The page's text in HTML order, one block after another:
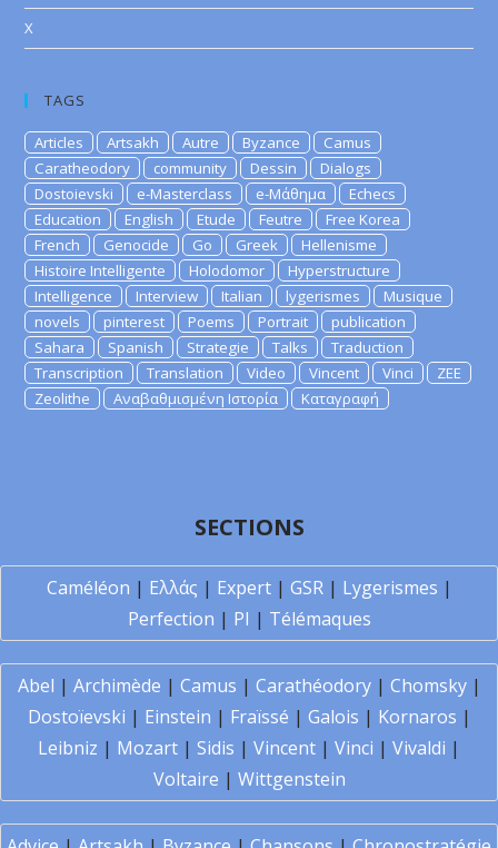
X
TAGS
Articles Artsakh Autre Byzance
Camus
Caratheodory
community Dessin
Dialogs
Dostoievski
e-Masterclass e-Μάθημα
Echecs
Education
English Etude Feutre
Free Korea
French
Genocide Go Greek
Hellenisme
Histoire Intelligente
Holodomor
Hyperstructure
Intelligence
Interview Italian lygerismes
Musique
novels
pinterest Poems Portrait
publication
Sahara
Spanish Strategie Talks
Traduction
Transcription
Translation Video Vincent Vinci
ZEE
Zeolithe
Αναβαθμισμένη Ιστορία Καταγραφή
SECTIONS
Caméléon | Ελλάς | Expert| GSR| Lygerismes |
Perfection | PI | Télémaques
Abel | Archimède | Camus | Carathéodory| Chomsky|
Dostoïevski | Einstein | Fraïssé | Galois | Kornaros |
Leibniz | Mozart | Sidis | Vincent | Vinci | Vivaldi |
Voltaire | Wittgenstein